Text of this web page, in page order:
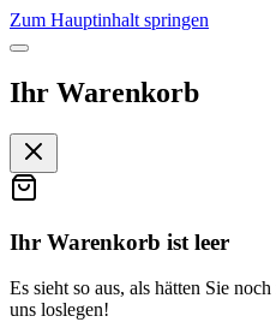
Zum Hauptinhalt springen
Ihr Warenkorb
Ihr Warenkorb ist leer
Es sieht so aus, als hätten Sie
uns loslegen!